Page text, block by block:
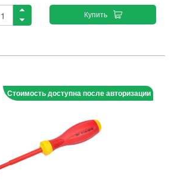
Купить
Стоимость доступна после авторизации